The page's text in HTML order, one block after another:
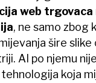
web trgovaca
, ne samo zbog
šire
AI po njemu
koja